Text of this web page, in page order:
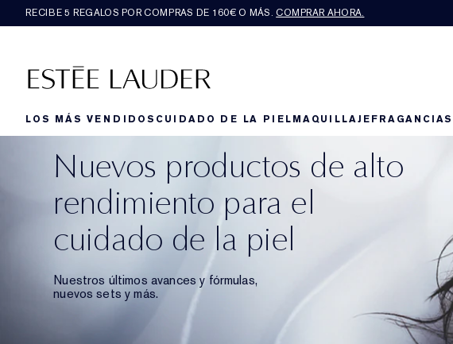
RECIBE 5 REGALOS POR COMPRAS DE 160€ O MÁS. COMPRAR AHORA.
LOS MÁS VENDIDOS CUIDADO DE LA PIELMAQUILLAJEFRAGANCIAS
Nuevos productos de alto
rendimiento para el
cuidado de la piel
Nuestros últimos avances y fórmulas,
nuevos sets y más.